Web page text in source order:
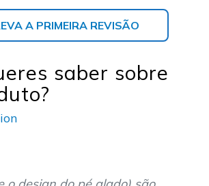
A PRIMEIRA REVISÃO
saber sobre